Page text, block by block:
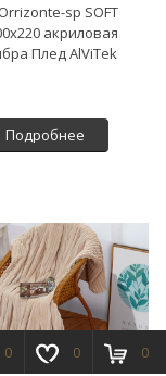
sp SOFT
акриловая
Плед AlViTek
Подробнее
0 0 0